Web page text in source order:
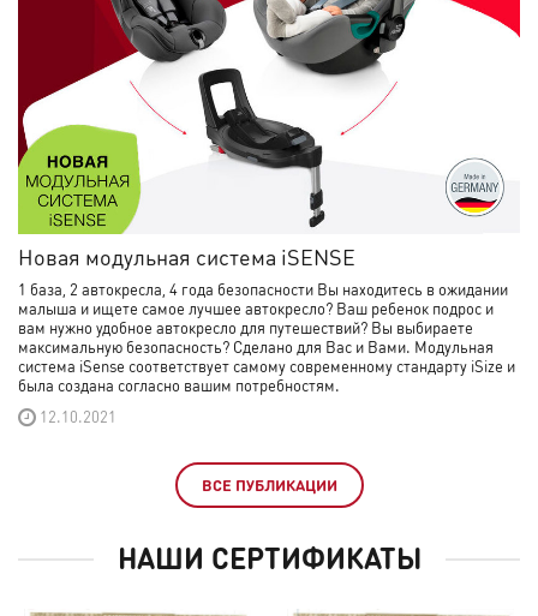
Новая модульная система iSENSE
1 база, 2 автокресла, 4 года безопасности Вы находитесь в ожидании
малыша и ищете самое лучшее автокресло? Ваш ребенок подрос и
вам нужно удобное автокресло для путешествий? Вы выбираете
максимальную безопасность? Сделано для Вас и Вами. Модульная
система iSense соответствует самому современному стандарту iSize и
была создана согласно вашим потребностям.
12.10.2021
ВСЕ ПУБЛИКАЦИИ
НАШИ СЕРТИФИКАТЫ